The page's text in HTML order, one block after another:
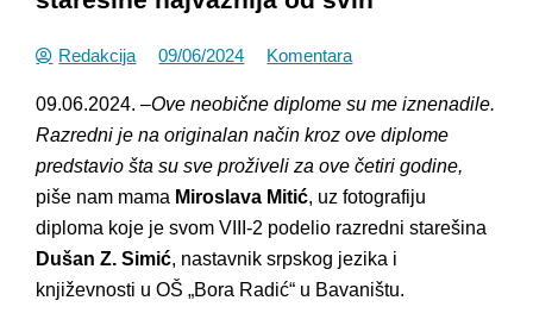
Redakcija 09/06/2024 Komentara
09.06.2024. –Ove neobične diplome su me iznenadile.
Razredni je na originalan način kroz ove diplome
predstavio šta su sve proživeli za ove četiri godine,
piše nam mama Miroslava Mitić, uz fotografiju
diploma koje je svom VIII-2 podelio razredni starešina
Dušan Z. Simić, nastavnik srpskog jezika i
književnosti u OŠ „Bora Radić“ u Bavaništu.